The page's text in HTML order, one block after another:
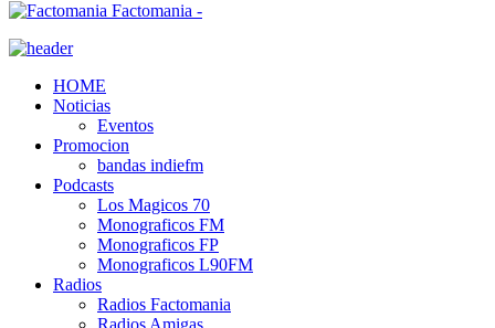
Factomania -
HOME
Noticias
Eventos
Promocion
bandas indiefm
Podcasts
Los Magicos 70
Monograficos FM
Monograficos FP
Monograficos L90FM
Radios
Radios Factomania
Radios Amigas